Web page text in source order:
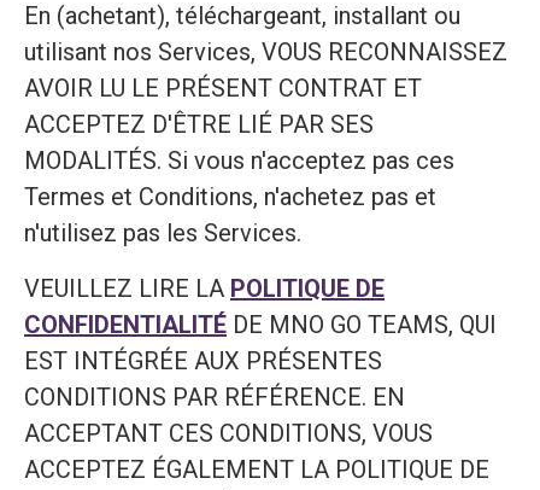
En (achetant), téléchargeant, installant ou
utilisant nos Services, VOUS RECONNAISSEZ
AVOIR LU LE PRÉSENT CONTRAT ET
ACCEPTEZ D'ÊTRE LIÉ PAR SES
MODALITÉS. Si vous n'acceptez pas ces
Termes et Conditions, n'achetez pas et
n'utilisez pas les Services.
VEUILLEZ LIRE LA POLITIQUE DE
CONFIDENTIALITÉ DE MNO GO TEAMS, QUI
EST INTÉGRÉE AUX PRÉSENTES
CONDITIONS PAR RÉFÉRENCE. EN
ACCEPTANT CES CONDITIONS, VOUS
ACCEPTEZ ÉGALEMENT LA POLITIQUE DE